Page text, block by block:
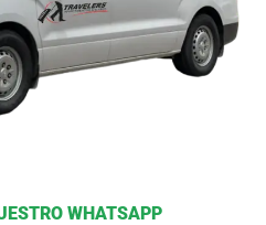
WHATSAPP